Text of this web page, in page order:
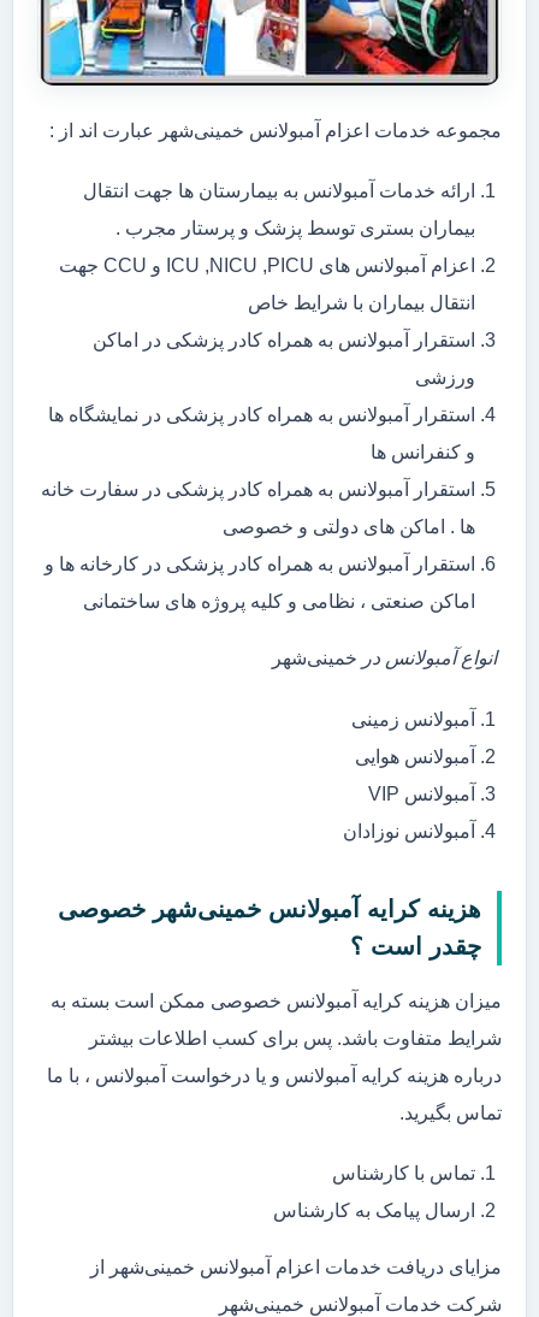
مجموعه خدمات اعزام آمبولانس خمینی‌شهر عبارت اند از :
ارائه خدمات آمبولانس به بیمارستان ها جهت انتقال
بیماران بستری توسط پزشک و پرستار مجرب .
اعزام آمبولانس های ICU ,NICU ,PICU و CCU جهت
انتقال بیماران با شرایط خاص
استقرار آمبولانس به همراه کادر پزشکی در اماکن
ورزشی
استقرار آمبولانس به همراه کادر پزشکی در نمایشگاه ها
و کنفرانس ها
استقرار آمبولانس به همراه کادر پزشکی در سفارت خانه
ها . اماکن های دولتی و خصوصی
استقرار آمبولانس به همراه کادر پزشکی در کارخانه ها و
اماکن صنعتی ، نظامی و کلیه پروژه های ساختمانی
انواع آمبولانس در خمینی‌شهر
آمبولانس زمینی
آمبولانس هوایی
آمبولانس VIP
آمبولانس نوزادان
هزینه کرایه آمبولانس خمینی‌شهر خصوصی
چقدر است ؟
میزان هزینه کرایه آمبولانس خصوصی ممکن است بسته به
شرایط متفاوت باشد. پس برای کسب اطلاعات بیشتر
درباره هزینه کرایه آمبولانس و یا درخواست آمبولانس ، با ما
تماس بگیرید.
تماس با کارشناس
ارسال پیامک به کارشناس
مزایای دریافت خدمات اعزام آمبولانس خمینی‌شهر از
شرکت خدمات آمبولانس خمینی‌شهر